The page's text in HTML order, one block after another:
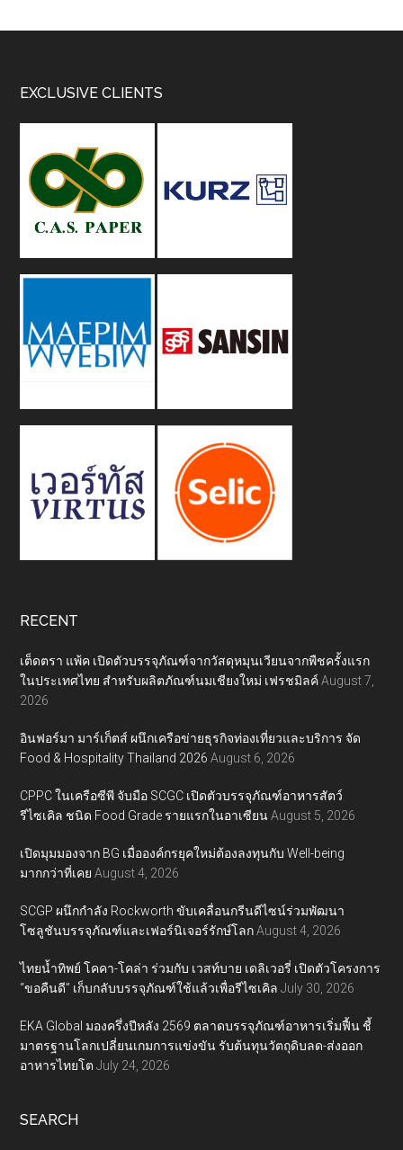
Footer
EXCLUSIVE CLIENTS
RECENT
เต็ดตรา แพ้ค เปิดตัวบรรจุภัณฑ์จากวัสดุหมุนเวียนจากพืชครั้งแรก
ในประเทศไทย สำหรับผลิตภัณฑ์นมเชียงใหม่ เฟรชมิลค์ August 7,
2026
อินฟอร์มา มาร์เก็ตส์ ผนึกเครือข่ายธุรกิจท่องเที่ยวและบริการ จัด
Food & Hospitality Thailand 2026 August 6, 2026
CPPC ในเครือซีพี จับมือ SCGC เปิดตัวบรรจุภัณฑ์อาหารสัตว์
รีไซเคิล ชนิด Food Grade รายแรกในอาเซียน August 5, 2026
เปิดมุมมองจาก BG เมื่อองค์กรยุคใหม่ต้องลงทุนกับ Well-being
มากกว่าที่เคย August 4, 2026
SCGP ผนึกกำลัง Rockworth ขับเคลื่อนกรีนดีไซน์ร่วมพัฒนา
โซลูชันบรรจุภัณฑ์และเฟอร์นิเจอร์รักษ์โลก August 4, 2026
ไทยน้ำทิพย์ โคคา-โคล่า ร่วมกับ เวสท์บาย เดลิเวอรี่ เปิดตัวโครงการ
“ขอคืนดี” เก็บกลับบรรจุภัณฑ์ใช้แล้วเพื่อรีไซเคิล July 30, 2026
EKA Global มองครึ่งปีหลัง 2569 ตลาดบรรจุภัณฑ์อาหารเริ่มฟื้น ชี้
มาตรฐานโลกเปลี่ยนเกมการแข่งขัน รับต้นทุนวัตถุดิบลด-ส่งออก
อาหารไทยโต July 24, 2026
SEARCH